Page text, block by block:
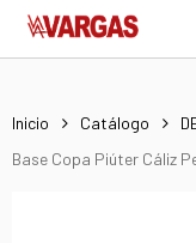
Skip
Inicio Catálogo
Base Copa Piúter Cáliz